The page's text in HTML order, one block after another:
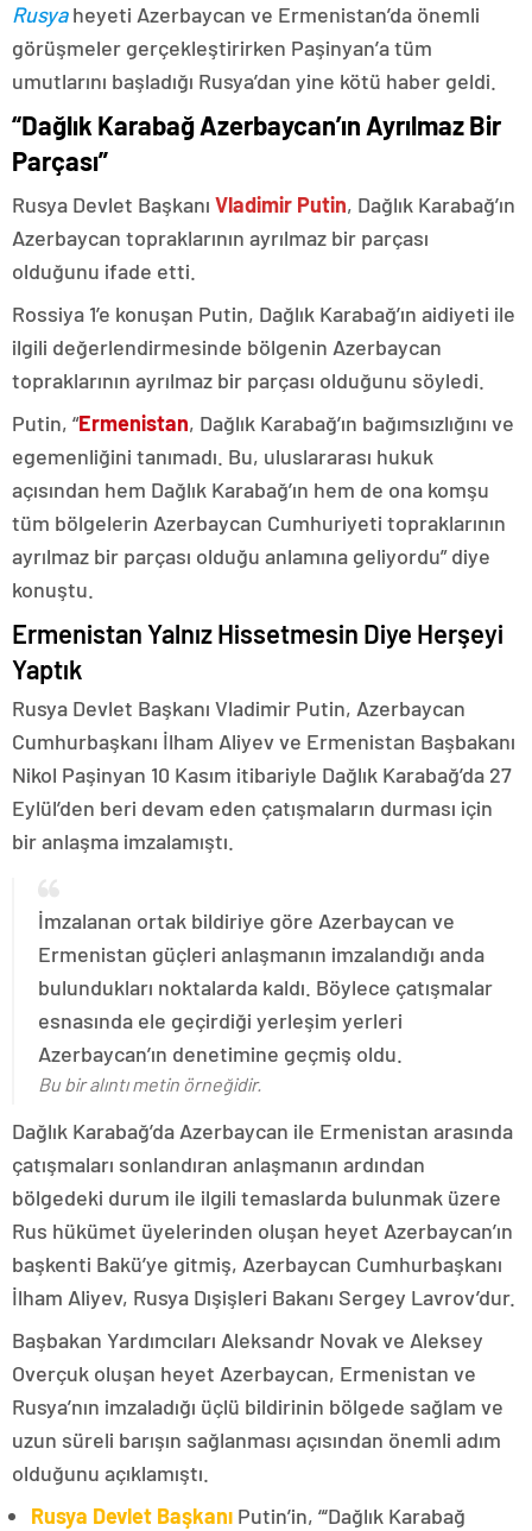
Rusyaheyeti Azerbaycan ve Ermenistan’da önemli
görüşmeler gerçekleştirirken Paşinyan’a tüm
umutlarını başladığı Rusya’dan yine kötü haber geldi.
“Dağlık Karabağ Azerbaycan’ın Ayrılmaz Bir
Parçası”
Rusya Devlet Başkanı Vladimir Putin, Dağlık Karabağ’ın
Azerbaycan topraklarının ayrılmaz bir parçası
olduğunu ifade etti.
Rossiya 1’e konuşan Putin, Dağlık Karabağ’ın aidiyeti ile
ilgili değerlendirmesinde bölgenin Azerbaycan
topraklarının ayrılmaz bir parçası olduğunu söyledi.
Putin, “Ermenistan, Dağlık Karabağ’ın bağımsızlığını ve
egemenliğini tanımadı. Bu, uluslararası hukuk
açısından hem Dağlık Karabağ’ın hem de ona komşu
tüm bölgelerin Azerbaycan Cumhuriyeti topraklarının
ayrılmaz bir parçası olduğu anlamına geliyordu” diye
konuştu.
Ermenistan Yalnız Hissetmesin Diye Herşeyi
Yaptık
Rusya Devlet Başkanı Vladimir Putin, Azerbaycan
Cumhurbaşkanı İlham Aliyev ve Ermenistan Başbakanı
Nikol Paşinyan 10 Kasım itibariyle Dağlık Karabağ’da 27
Eylül’den beri devam eden çatışmaların durması için
bir anlaşma imzalamıştı.
İmzalanan ortak bildiriye göre Azerbaycan ve
Ermenistan güçleri anlaşmanın imzalandığı anda
bulundukları noktalarda kaldı. Böylece çatışmalar
esnasında ele geçirdiği yerleşim yerleri
Azerbaycan’ın denetimine geçmiş oldu.
Bu bir alıntı metin örneğidir.
Dağlık Karabağ’da Azerbaycan ile Ermenistan arasında
çatışmaları sonlandıran anlaşmanın ardından
bölgedeki durum ile ilgili temaslarda bulunmak üzere
Rus hükümet üyelerinden oluşan heyet Azerbaycan’ın
başkenti Bakü’ye gitmiş, Azerbaycan Cumhurbaşkanı
İlham Aliyev, Rusya Dışişleri Bakanı Sergey Lavrov’dur.
Başbakan Yardımcıları Aleksandr Novak ve Aleksey
Overçuk oluşan heyet Azerbaycan, Ermenistan ve
Rusya’nın imzaladığı üçlü bildirinin bölgede sağlam ve
uzun süreli barışın sağlanması açısından önemli adım
olduğunu açıklamıştı.
Rusya Devlet Başkanı Putin’in, “‘Dağlık Karabağ